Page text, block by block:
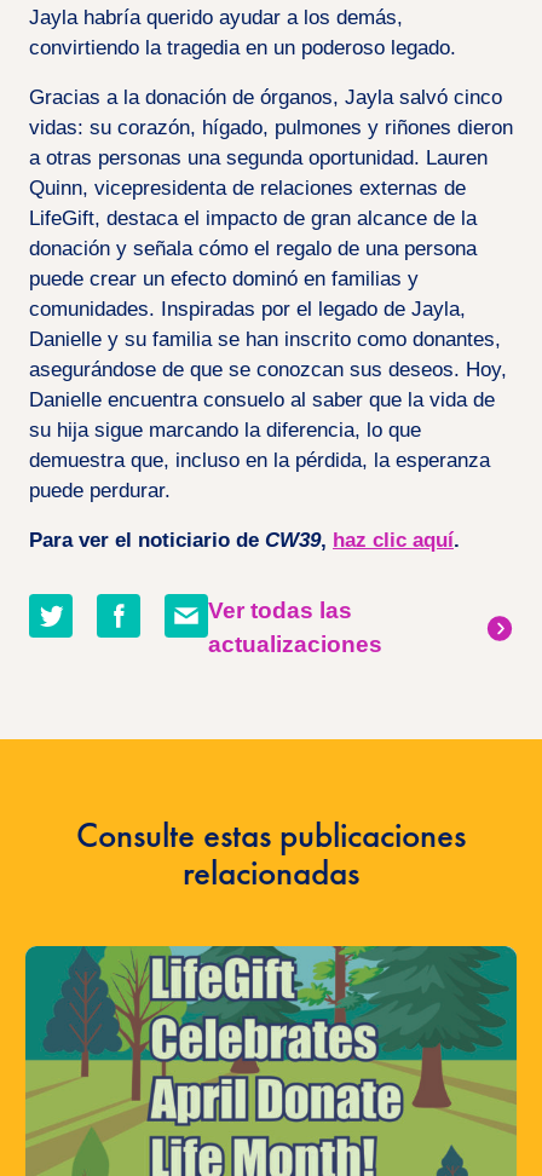
Jayla habría querido ayudar a los demás,
convirtiendo la tragedia en un poderoso legado.
Gracias a la donación de órganos, Jayla salvó cinco
vidas: su corazón, hígado, pulmones y riñones dieron
a otras personas una segunda oportunidad. Lauren
Quinn, vicepresidenta de relaciones externas de
LifeGift, destaca el impacto de gran alcance de la
donación y señala cómo el regalo de una persona
puede crear un efecto dominó en familias y
comunidades. Inspiradas por el legado de Jayla,
Danielle y su familia se han inscrito como donantes,
asegurándose de que se conozcan sus deseos. Hoy,
Danielle encuentra consuelo al saber que la vida de
su hija sigue marcando la diferencia, lo que
demuestra que, incluso en la pérdida, la esperanza
puede perdurar.
Para ver el noticiario de CW39, haz clic aquí.
Compartir
en
Compartir
en
Compartir
por
Ver todas las
actualizaciones
Consulte estas publicaciones
relacionadas